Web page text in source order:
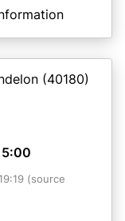
(40180)
(source